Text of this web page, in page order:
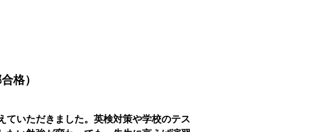
格）
いただきました。英検対策や学校のテス